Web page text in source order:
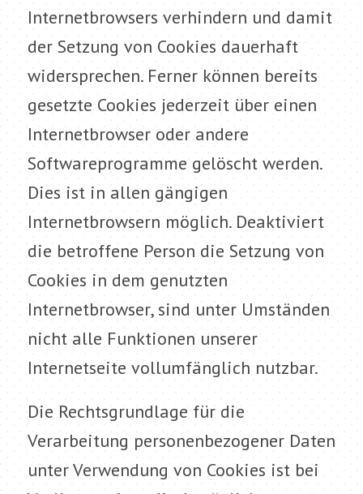
Internetbrowsers verhindern und damit
der Setzung von Cookies dauerhaft
widersprechen. Ferner können bereits
gesetzte Cookies jederzeit über einen
Internetbrowser oder andere
Softwareprogramme gelöscht werden.
Dies ist in allen gängigen
Internetbrowsern möglich. Deaktiviert
die betroffene Person die Setzung von
Cookies in dem genutzten
Internetbrowser, sind unter Umständen
nicht alle Funktionen unserer
Internetseite vollumfänglich nutzbar.
Die Rechtsgrundlage für die
Verarbeitung personenbezogener Daten
unter Verwendung von Cookies ist bei